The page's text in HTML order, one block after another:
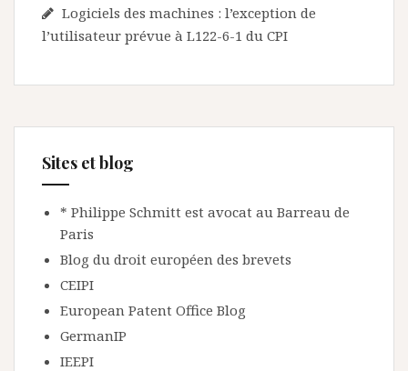
Logiciels des machines : l’exception de
l’utilisateur prévue à L122-6-1 du CPI
Sites et blog
* Philippe Schmitt est avocat au Barreau de
Paris
Blog du droit européen des brevets
CEIPI
European Patent Office Blog
GermanIP
IEEPI